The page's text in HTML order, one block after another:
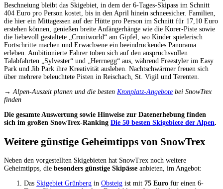
Beschneiung bleibt das Skigebiet, in dem der 6-Tages-Skipass im Schnitt
404 Euro pro Person kostet, bis in den April hinein schneesicher. Familien,
die hier ein Mittagessen auf der Hütte pro Person im Schnitt für 17,10 Euro
erstehen können, genießen breite Anfängerhänge wie die Korer-Piste sowie
die liebevoll gestaltete „Croniworld“ am Gipfel, wo Kinder spielerisch
Fortschritte machen und Erwachsene ein beeindruckendes Panorama
erleben. Ambitionierte Fahrer toben sich auf den anspruchsvollen
Talabfahrten „Sylvester“ und „Herrnegg“ aus, während Freestyler im Easy
Park und Jib Park ihre Kreativität ausleben. Nachtschwärmer freuen sich
über mehrere beleuchtete Pisten in Reischach, St. Vigil und Terenten.
→ Alpen-Auszeit planen und die besten Kronplatz-Angebote bei SnowTrex
finden
Die gesamte Auswertung sowie Hinweise zur Datenerhebung finden
sich im großen SnowTrex-Ranking Die 50 besten Skigebiete der Alpen.
Weitere günstige Geheimtipps von SnowTrex
Neben den vorgestellten Skigebieten hat SnowTrex noch weitere
Geheimtipps, die besonders günstige Skipässe anbieten, im Angebot:
Das Skigebiet Grünberg in Obsteig ist mit 75 Euro für einen 6-